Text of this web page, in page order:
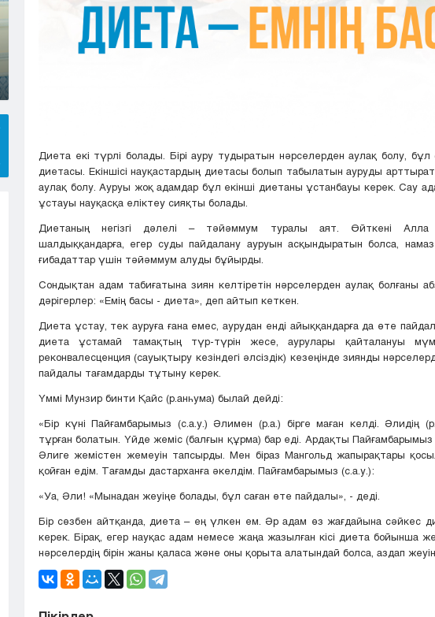
Диета екі түрлі болады. Бірі ауру тудыратын нәрселерден аулақ болу,
диетасы. Екіншісі науқастардың диетасы болып табылатын ауруды
аулақ болу. Ауруы жоқ адамдар бұл екінші диетаны ұстанбауы керек. Сау
ұстауы науқасқа еліктеу сияқты болады.
Диетаның негізгі дәлелі – тәйәммум туралы аят. Өйткені Алла
шалдыққандарға, егер суды пайдалану ауруын асқындыратын болса,
ғибадаттар үшін тәйәммум алуды бұйырды.
Сондықтан адам табиғатына зиян келтіретін нәрселерден аулақ болғаны
дәрігерлер: «Емің басы - диета», деп айтып кеткен.
Диета ұстау, тек ауруға ғана емес, аурудан енді айыққандарға да өте
диета ұстамай тамақтың түр-түрін жесе, аурулары қайталануы
реконвалесценция (сауықтыру кезіндегі әлсіздік) кезеңінде зиянды
пайдалы тағамдарды тұтыну керек.
Үммі Мунзир бинти Қайс (р.анһума) былай дейді:
«Бір күні Пайғамбарымыз (с.а.у.) Әлимен (р.а.) бірге маған келді. Әлидің
тұрған болатын. Үйде жеміс (балғын құрма) бар еді. Ардақты Пайғамбарымыз
Әлиге жемістен жемеуін тапсырды. Мен біраз Мангольд жапырақтары
қойған едім. Тағамды дастарханға әкелдім. Пайғамбарымыз (с.а.у.):
«Уа, Әли! «Мынадан жеуіңе болады, бұл саған өте пайдалы», - деді.
Бір сөзбен айтқанда, диета – ең үлкен ем. Әр адам өз жағдайына сәйкес
керек. Бірақ, егер науқас адам немесе жаңа жазылған кісі диета бойынша
нәрселердің бірін жаны қаласа және оны қорыта алатындай болса, аздап